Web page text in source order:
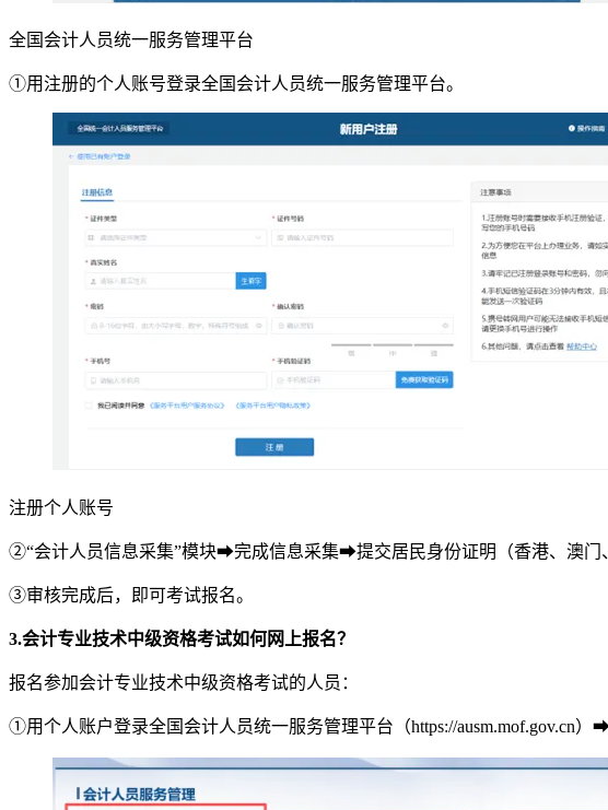
全国会计人员统一服务管理平台
①用注册的个人账号登录全国会计人员统一服务管理平台。
注册个人账号
②“会计人员信息采集”模块➡完成信息采集➡提交居民身份证明（香港、澳
③审核完成后，即可考试报名。
3.会计专业技术中级资格考试如何网上报名？
报名参加会计专业技术中级资格考试的人员：
①用个人账户登录全国会计人员统一服务管理平台（https://ausm.mof.gov.cn